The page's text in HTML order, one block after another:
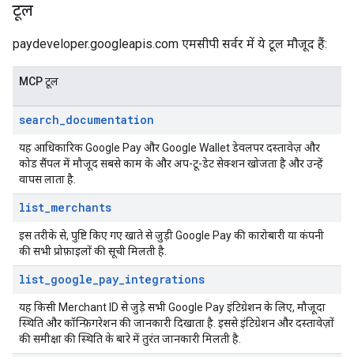
टूल
paydeveloper.googleapis.com एमसीपी सर्वर में ये टूल मौजूद हैं:
MCP टूल
search_documentation
यह आधिकारिक Google Pay और Google Wallet डेवलपर दस्तावेज़ और
कोड सैंपल में मौजूद सबसे काम के और अप-टू-डेट सेक्शन खोजता है और उन्हें
वापस लाता है.
list_merchants
इस तरीके से, पुष्टि किए गए खाते से जुड़ी Google Pay की कारोबारी या कंपनी
की सभी प्रोफ़ाइलों की सूची मिलती है.
list_google_pay_integrations
यह किसी Merchant ID से जुड़े सभी Google Pay इंटिग्रेशन के लिए, मौजूदा
स्थिति और कॉन्फ़िगरेशन की जानकारी दिखाता है. इससे इंटिग्रेशन और दस्तावेज़ों
की समीक्षा की स्थिति के बारे में तुरंत जानकारी मिलती है.